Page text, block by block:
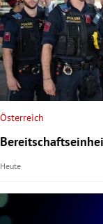
Österreich
Heute